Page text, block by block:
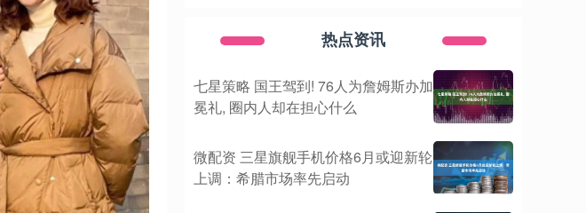
热点资讯
七星策略 国王驾到! 76人为詹姆斯办加
冕礼, 圈内人却在担心什么
微配资 三星旗舰手机价格6月或迎新轮
上调：希腊市场率先启动